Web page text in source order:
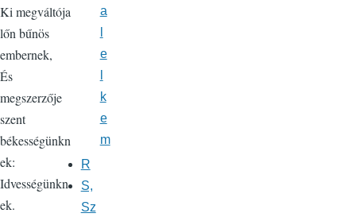
Ki megváltója
lőn bűnös
embernek,
És
megszerzője
szent
békességünkn
ek:
Idvességünkn
ek.
a
e
k
e
m
R
S,
Sz